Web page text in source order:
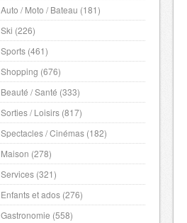
Auto / Moto / Bateau (181)
Ski (226)
Sports (461)
Shopping (676)
Beauté / Santé (333)
Sorties / Loisirs (817)
Spectacles / Cinémas (182)
Maison (278)
Services (321)
Enfants et ados (276)
Gastronomie (558)